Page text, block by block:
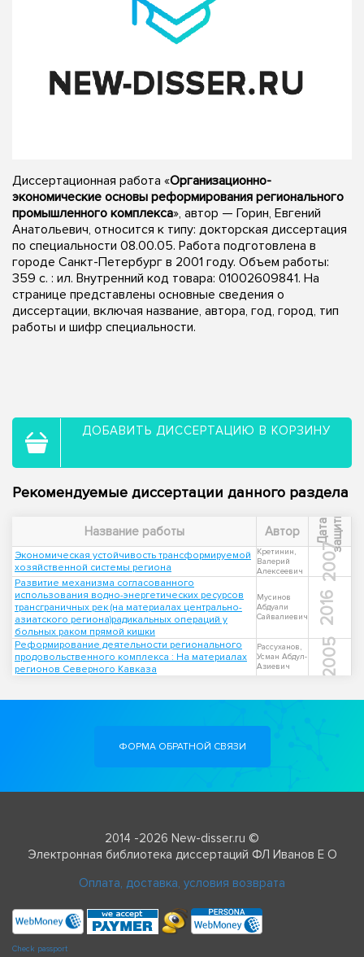
Диссертационная работа «Организационно-
экономические основы реформирования регионального
промышленного комплекса», автор — Горин, Евгений
Анатольевич, относится к типу: докторская диссертация
по специальности 08.00.05. Работа подготовлена в
городе Санкт-Петербург в 2001 году. Объем работы:
359 с. : ил. Внутренний код товара: 01002609841. На
странице представлены основные сведения о
диссертации, включая название, автора, год, город, тип
работы и шифр специальности.
ДОБАВИТЬ ДИССЕРТАЦИЮ В КОРЗИНУ
Рекомендуемые диссертации данного раздела
Название работы Автор Д
а
т
а
з
а
щ
и
т ы
Экономическая устойчивость трансформируемой
хозяйственной системы региона
Кретинин,
Валерий
Алексеевич
2007
Развитие механизма согласованного
использования водно-энергетических ресурсов
трансграничных рек (на материалах центрально-
азиатского региона)радикальных операций у
больных раком прямой кишки
Мусинов
Абдуали
Сайвалиевич
2016
Реформирование деятельности регионального
продовольственного комплекса : На материалах
регионов Северного Кавказа
Рассуханов,
Усман Абдул-
Азиевич
2005
ФОРМА ОБРАТНОЙ СВЯЗИ
2014 -2026 New-disser.ru ©
Электронная библиотека диссертаций ФЛ Иванов Е О
Оплата, доставка, условия возврата
Check passport